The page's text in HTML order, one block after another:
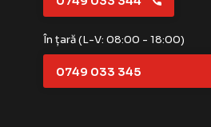
În țară (L-V: 08:00 - 18:00)
0749 033 345